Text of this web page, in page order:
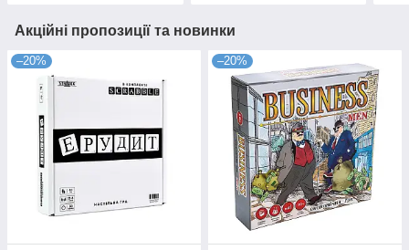
Акційні пропозиції та новинки
–20% –20%